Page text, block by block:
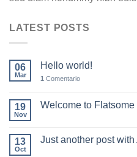
LATEST POSTS
06
Mar
Hello world!
1 Comentario
19
Nov
Welcome to Flatsome
13
Oct
Just another post with